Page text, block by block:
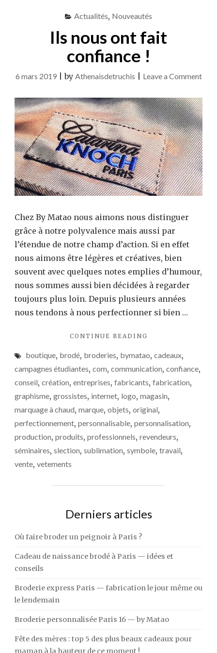
Actualités, Nouveautés
Ils nous ont fait
confiance !
6 mars 2019|by Athenaisdetruchis Leave a Commenton
nous
ont
fait
!
Chez By Matao nous aimons nous distinguer
grâce à notre polyvalence mais aussi par
l’étendue de notre champ d’action. Si en effet
nous aimons être légères et créatives, bien
souvent avec quelques notes emplies d’humour,
nous sommes aussi bien décidées à regarder
toujours plus loin. Depuis plusieurs années
nous tendons à nous perfectionner si bien …
CONTINUE READING
ONT
FAIT
!"
boutique, brodé, broderies, bymatao, cadeaux,
campagnes étudiantes, com, communication, confiance,
conseil, création, entreprises, fabricants, fabrication,
graphisme, grossistes, internet, logo, magasin,
marquage à chaud, marque, objets, original,
perfectionnement, personnalisable, personnalisation,
production, produits, professionnels, revendeurs,
séminaires, slection, sublimation, symbole, travail,
vente, vetements
Derniers articles
Où faire broder un peignoir à Paris ?
Cadeau de naissance brodé à Paris — idées et
conseils
Broderie express Paris — fabrication le jour même ou
le lendemain
Broderie personnalisée Paris 16 — by Matao
Fête des mères : top 5 des plus beaux cadeaux pour
maman à la hauteur de ce moment !